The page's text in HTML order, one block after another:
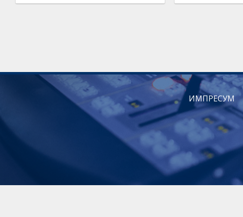
ИМПРЕСУМ